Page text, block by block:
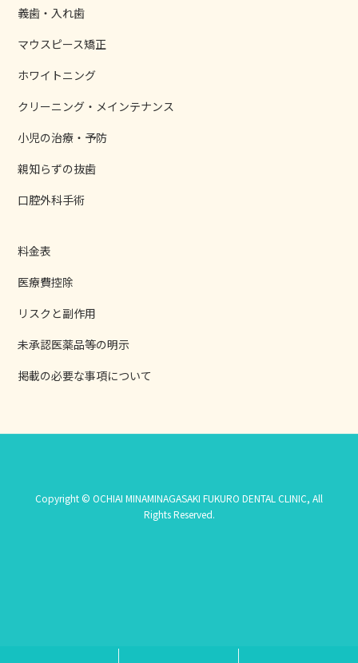
義歯・入れ歯
マウスピース矯正
ホワイトニング
クリーニング・メインテナンス
小児の治療・予防
親知らずの抜歯
口腔外科手術
料金表
医療費控除
リスクと副作用
未承認医薬品等の明示
掲載の必要な事項について
Copyright © OCHIAI MINAMINAGASAKI FUKURO DENTAL CLINIC, All
Rights Reserved.